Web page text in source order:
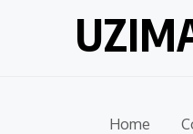
Home